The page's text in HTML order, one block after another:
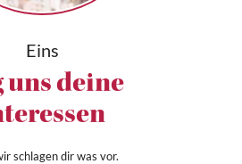
Eins
uns deine
schlagen dir was vor.